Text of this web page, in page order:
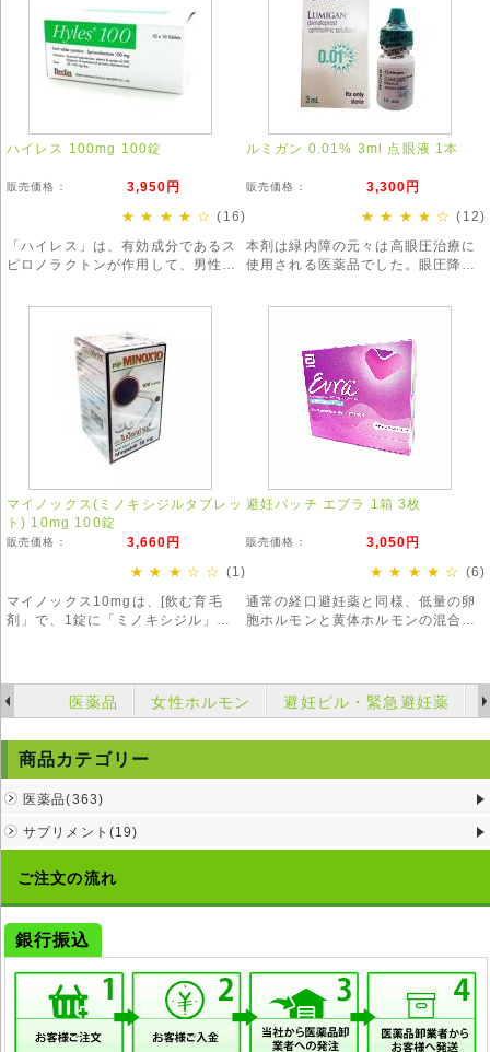
https://www.whobewell.cool/products/detail690.html
ハイレス 100mg 100錠
販売価格： 3,950円
★ ★ ★ ★ ☆ (16)
「ハイレス」は、有効成分であるス
ピロノラクトンが作用して、男性型
ルミガン 0.01% 3ml 点眼液 1本
販売価格： 3,300円
★ ★ ★ ★ ☆ (12)
本剤は緑内障の元々は高眼圧治療に
使用される医薬品でした。眼圧降下
※お得な3本セットもございます。
マイノックス(ミノキシジルタブレッ
ト) 10mg 100錠
販売価格： 3,660円
★ ★ ★ ☆ ☆ (1)
マイノックス10mgは、[飲む育毛
剤」で、1錠に「ミノキシジル」
避妊パッチ エブラ 1箱 3枚
販売価格： 3,050円
★ ★ ★ ★ ☆ (6)
通常の経口避妊薬と同様、低量の卵
胞ホルモンと黄体ホルモンの混合剤
医薬品 女性ホルモン 避妊ピル・緊急避妊薬
商品カテゴリー
医薬品(363)
サプリメント(19)
ご注文の流れ
銀行振込